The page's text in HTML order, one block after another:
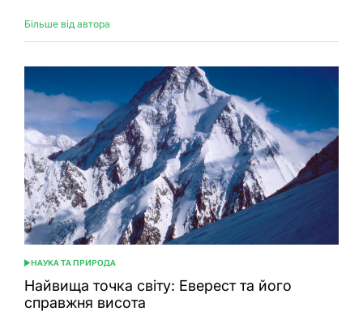
Більше від автора
ОПУБЛІКУВАТИ
У
НАУКА ТА ПРИРОДА
Найвища точка світу: Еверест та його
справжня висота